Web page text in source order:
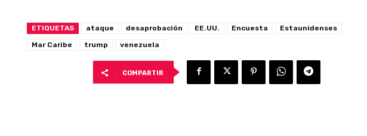
ETIQUETAS ataque desaprobación EE.UU. Encuesta
Estaunidenses
Mar Caribe
trump venezuela
COMPARTIR